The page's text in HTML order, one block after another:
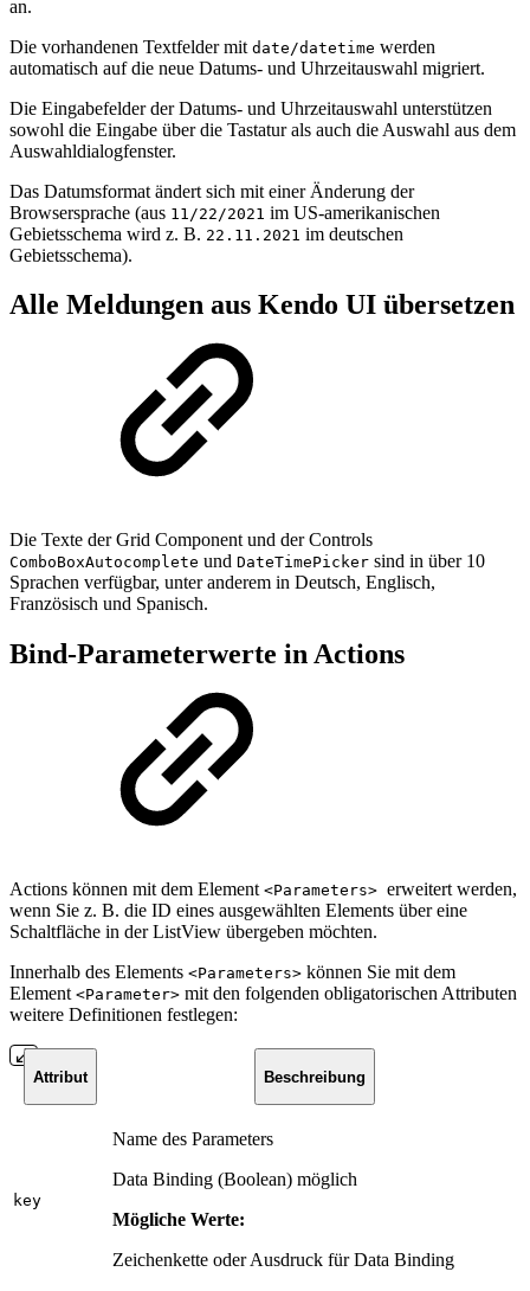
an.
Die vorhandenen Textfelder mit date/datetime werden
automatisch auf die neue Datums- und Uhrzeitauswahl migriert.
Die Eingabefelder der Datums- und Uhrzeitauswahl unterstützen
sowohl die Eingabe über die Tastatur als auch die Auswahl aus dem
Auswahldialogfenster.
Das Datumsformat ändert sich mit einer Änderung der
Browsersprache (aus 11/22/2021 im US-amerikanischen
Gebietsschema wird z. B. 22.11.2021 im deutschen
Gebietsschema).
Alle Meldungen aus Kendo UI übersetzen
Die Texte der Grid Component und der Controls
ComboBoxAutocomplete und DateTimePicker sind in über 10
Sprachen verfügbar, unter anderem in Deutsch, Englisch,
Französisch und Spanisch.
Bind-Parameterwerte in Actions
Actions können mit dem Element <Parameters> erweitert werden,
wenn Sie z. B. die ID eines ausgewählten Elements über eine
Schaltfläche in der ListView übergeben möchten.
Innerhalb des Elements <Parameters> können Sie mit dem
Element <Parameter> mit den folgenden obligatorischen Attributen
weitere Definitionen festlegen:
Attribut Beschreibung
key
Name des Parameters
Data Binding (Boolean) möglich
Mögliche Werte:
Zeichenkette oder Ausdruck für Data Binding